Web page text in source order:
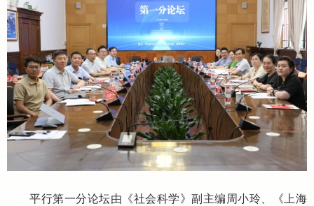
平行第一分论坛由《社会科学》副主编周小玲、《上海